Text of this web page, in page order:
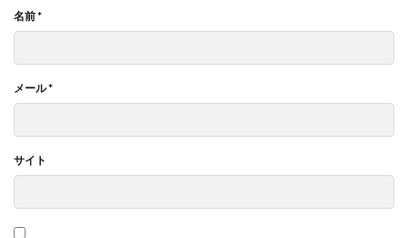
名前*
メール*
サイト